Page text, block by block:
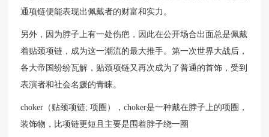
通项链便能表现出佩戴者的财富和实力。
另外，因为脖子上有一处伤疤，因此在公开场合出面总是佩戴
着贴颈项链，成为这一潮流的最大推手。第一次世界大战后，
各大帝国纷纷瓦解，贴颈项链又再次成为了普通的首饰，受到
表演者和社会名媛的青睐。
choker（贴颈项链; 项圈），choker是一种戴在脖子上的项圈，
装饰物，比项链更短且主要是围着脖子绕一圈